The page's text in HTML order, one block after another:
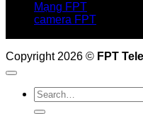
Mạng FPT
camera FPT
Copyright 2026 © FPT